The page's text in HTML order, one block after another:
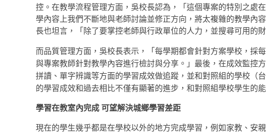
控。在教學流程管理方面，吳校長認為，「這個專案的特別之處
學內容上我們不斷地與老師討論並修正方向，將太複雜的教學內
長也坦言，「除了要掌控老師與行政單位的人力，並搜尋可用的
而品質管理方面，吳校長表示，「每學期都會針對方案學校，採
與專案教師針對教學內容進行檢討與分享。」最後，在成效監控
拼讀、單字辨識等方面的學習成效做追蹤，並和對照組的學校（
的學習成效和過去相比不僅有顯著的進步，和對照組學校學生的
學習在教室內完成 可望解決城鄉學習差距
現在的學生幾乎都是在學校以外的地方完成學習，例如家教、安